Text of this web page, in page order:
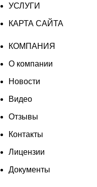
УСЛУГИ
КАРТА САЙТА
КОМПАНИЯ
О компании
Новости
Видео
Отзывы
Контакты
Лицензии
Документы